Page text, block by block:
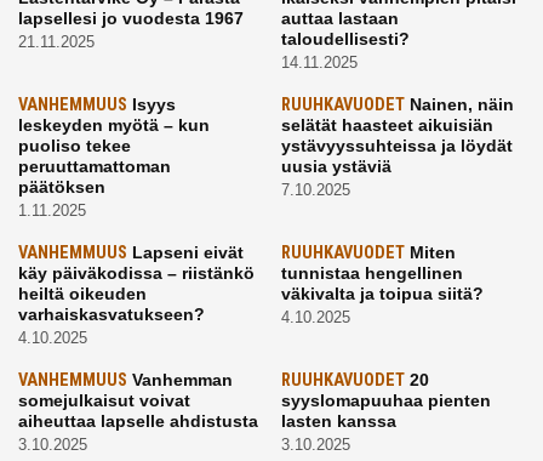
lapsellesi jo vuodesta 1967
21.11.2025
auttaa lastaan
taloudellisesti?
14.11.2025
VANHEMMUUS Isyys
leskeyden myötä – kun
puoliso tekee
peruuttamattoman
päätöksen
1.11.2025
RUUHKAVUODETNainen, näin
selätät haasteet aikuisiän
ystävyyssuhteissa ja löydät
uusia ystäviä
7.10.2025
VANHEMMUUS Lapseni eivät
käy päiväkodissa – riistänkö
heiltä oikeuden
varhaiskasvatukseen?
4.10.2025
RUUHKAVUODETMiten
tunnistaa hengellinen
väkivalta ja toipua siitä?
4.10.2025
VANHEMMUUS Vanhemman
somejulkaisut voivat
aiheuttaa lapselle ahdistusta
3.10.2025
RUUHKAVUODET20
syyslomapuuhaa pienten
lasten kanssa
3.10.2025